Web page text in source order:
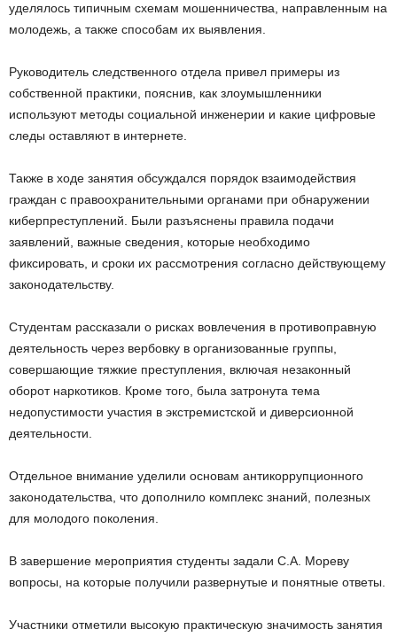
уделялось типичным схемам мошенничества, направленным на
молодежь, а также способам их выявления.
Руководитель следственного отдела привел примеры из
собственной практики, пояснив, как злоумышленники
используют методы социальной инженерии и какие цифровые
следы оставляют в интернете.
Также в ходе занятия обсуждался порядок взаимодействия
граждан с правоохранительными органами при обнаружении
киберпреступлений. Были разъяснены правила подачи
заявлений, важные сведения, которые необходимо
фиксировать, и сроки их рассмотрения согласно действующему
законодательству.
Студентам рассказали о рисках вовлечения в противоправную
деятельность через вербовку в организованные группы,
совершающие тяжкие преступления, включая незаконный
оборот наркотиков. Кроме того, была затронута тема
недопустимости участия в экстремистской и диверсионной
деятельности.
Отдельное внимание уделили основам антикоррупционного
законодательства, что дополнило комплекс знаний, полезных
для молодого поколения.
В завершение мероприятия студенты задали С.А. Мореву
вопросы, на которые получили развернутые и понятные ответы.
Участники отметили высокую практическую значимость занятия